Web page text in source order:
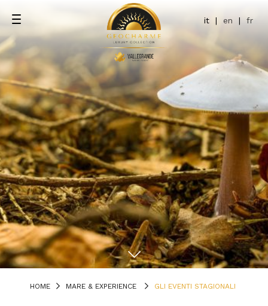
it | en | fr
Terrace
HOME MARE & EXPERIENCE GLI EVENTI STAGIONALI